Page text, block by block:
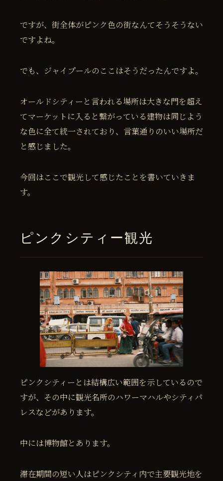
ですが、街全体がピンク色の街なんてそうそうない
ですよね。
でも、ジャイプールのここはそうだったんですよ。
オールドシティーと言われる場所は大きな門を超え
てマーケットに入ると繋がっている建物は同じよう
な色に全て統一されており、言葉通りのいい場所だ
と感じました。
今回はここで観光して感じたことを書いていきま
す。
ピンクシティー観光
ピンクシティーとは結構広い範囲を示しているので
すが、その中に観光名所のハワーマハルやシティパ
レスなどがあります。
中には博物館とあります。
滞在期間の短い人はピンクシティ内で主要観光地を